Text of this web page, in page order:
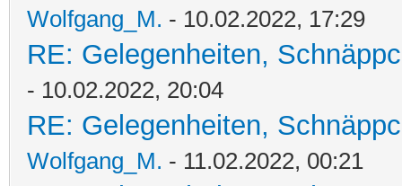
Wolfgang_M. - 10.02.2022, 17:29
RE: Gelegenheiten,
- 10.02.2022, 20:04
RE: Gelegenheiten,
Wolfgang_M. - 11.02.2022, 00:21